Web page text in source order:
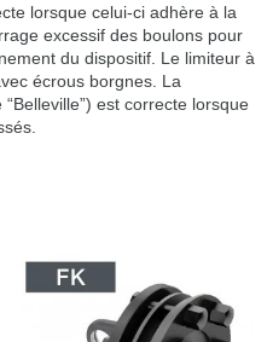
lorsque celui-ci adhère à la
excessif des boulons pour
du dispositif. Le limiteur à
écrous borgnes. La
est correcte lorsque